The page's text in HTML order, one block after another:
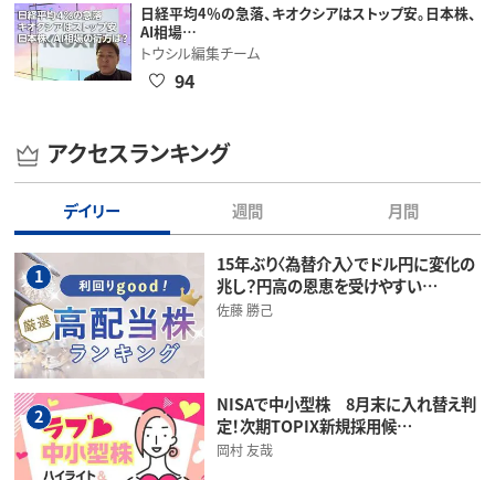
日経平均4％の急落、キオクシアはストップ安。日本株、
AI相場…
トウシル編集チーム
94
アクセスランキング
デイリー 週間 月間
1
15年ぶり〈為替介入〉でドル円に変化の
兆し？円高の恩恵を受けやすい…
佐藤 勝己
2
NISAで中小型株 8月末に入れ替え判
定！次期TOPIX新規採用候…
岡村 友哉